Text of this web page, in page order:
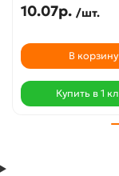
10.07р. /шт.
В корзину
Купить в 1